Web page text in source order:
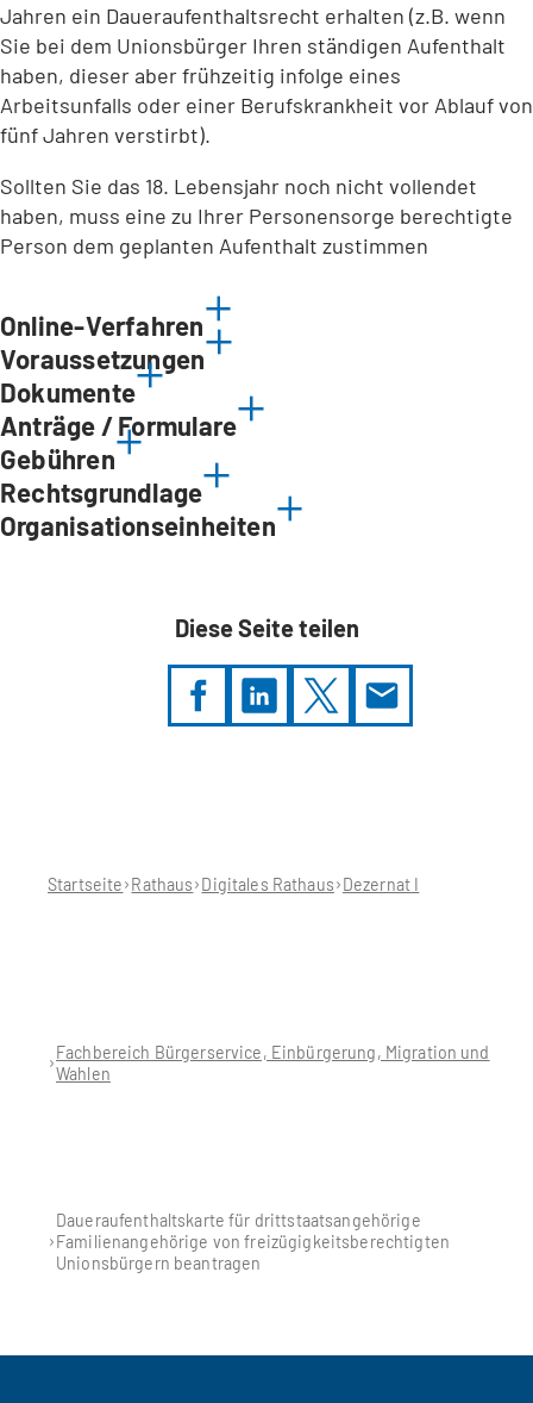
Jahren ein Daueraufenthaltsrecht erhalten (z.B. wenn
Sie bei dem Unionsbürger Ihren ständigen Aufenthalt
haben, dieser aber frühzeitig infolge eines
Arbeitsunfalls oder einer Berufskrankheit vor Ablauf von
fünf Jahren verstirbt).
Sollten Sie das 18. Lebensjahr noch nicht vollendet
haben, muss eine zu Ihrer Personensorge berechtigte
Person dem geplanten Aufenthalt zustimmen
Online-Verfahren
Voraussetzungen
Dokumente
Anträge / Formulare
Gebühren
Rechtsgrundlage
Organisationseinheiten
Diese Seite teilen
Startseite Rathaus Digitales Rathaus Dezernat I
Fachbereich Bürgerservice, Einbürgerung, Migration und
Wahlen
Daueraufenthaltskarte für drittstaatsangehörige
Familienangehörige von freizügigkeitsberechtigten
Unionsbürgern beantragen